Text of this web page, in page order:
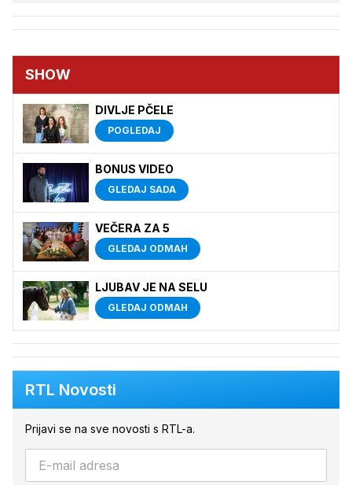
SHOW
DIVLJE PČELE
POGLEDAJ
BONUS VIDEO
GLEDAJ SADA
VEČERA ZA 5
GLEDAJ ODMAH
LJUBAV JE NA SELU
GLEDAJ ODMAH
RTL Novosti
Prijavi se na sve novosti s RTL-a.